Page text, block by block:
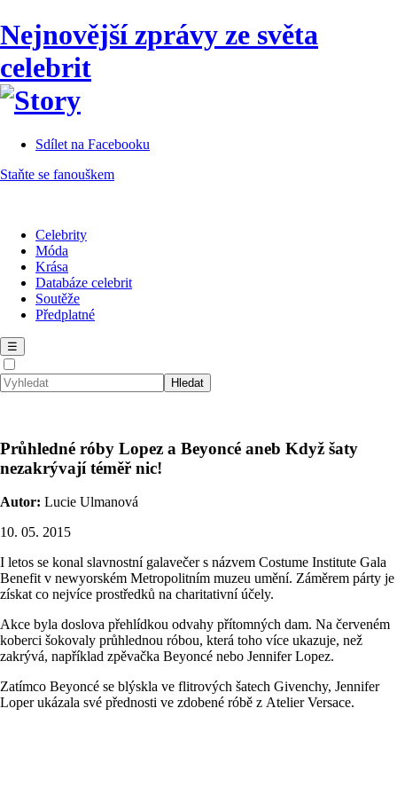
Nejnovější zprávy ze světa
celebrit
Sdílet na Facebooku
Staňte se fanouškem
Celebrity
Móda
Krása
Databáze celebrit
Soutěže
Předplatné
☰
Průhledné róby Lopez a Beyoncé aneb Když šaty
nezakrývají téměř nic!
Autor: Lucie Ulmanová
10. 05. 2015
I letos se konal slavnostní galavečer s názvem Costume Institute Gala
Benefit v newyorském Metropolitním muzeu umění. Záměrem párty je
získat co nejvíce prostředků na charitativní účely.
Akce byla doslova přehlídkou odvahy přítomných dam. Na červeném
koberci šokovaly průhlednou róbou, která toho více ukazuje, než
zakrývá, například zpěvačka Beyoncé nebo Jennifer Lopez.
Zatímco Beyoncé se blýskla ve flitrových šatech Givenchy, Jennifer
Loper ukázala své přednosti ve zdobené róbě z Atelier Versace.